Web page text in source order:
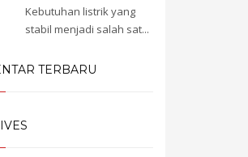
Kebutuhan listrik yang
stabil menjadi salah sat...
TERBARU